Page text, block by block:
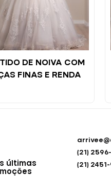
DE NOIVA COM
FINAS E RENDA
últimas
(21)
(21)